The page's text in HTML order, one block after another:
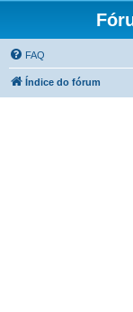
FAQ
Índice do fórum